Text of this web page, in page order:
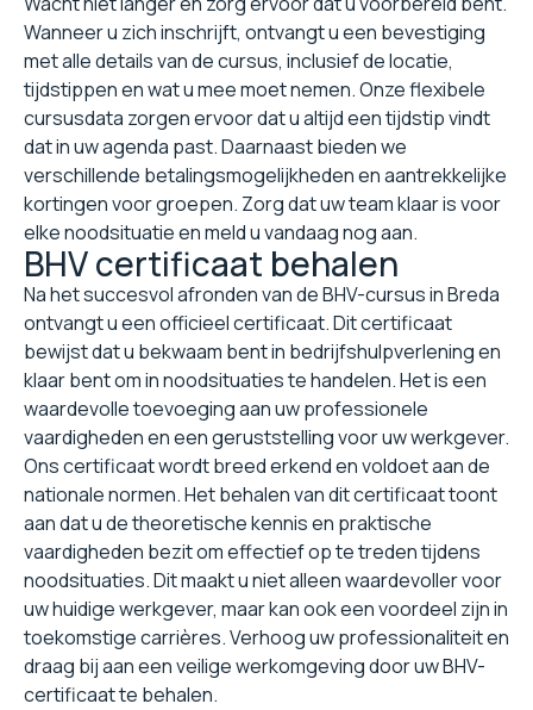
Wanneer u zich inschrijft, ontvangt u een bevestiging
met alle details van de cursus, inclusief de locatie,
tijdstippen en wat u mee moet nemen. Onze flexibele
cursusdata zorgen ervoor dat u altijd een tijdstip vindt
dat in uw agenda past. Daarnaast bieden we
verschillende betalingsmogelijkheden en aantrekkelijke
kortingen voor groepen. Zorg dat uw team klaar is voor
elke noodsituatie en meld u vandaag nog aan.
BHV certificaat behalen
Na het succesvol afronden van de BHV-cursus in Breda
ontvangt u een officieel certificaat. Dit certificaat
bewijst dat u bekwaam bent in bedrijfshulpverlening en
klaar bent om in noodsituaties te handelen. Het is een
waardevolle toevoeging aan uw professionele
vaardigheden en een geruststelling voor uw werkgever.
Ons certificaat wordt breed erkend en voldoet aan de
nationale normen. Het behalen van dit certificaat toont
aan dat u de theoretische kennis en praktische
vaardigheden bezit om effectief op te treden tijdens
noodsituaties. Dit maakt u niet alleen waardevoller voor
uw huidige werkgever, maar kan ook een voordeel zijn in
toekomstige carrières. Verhoog uw professionaliteit en
draag bij aan een veilige werkomgeving door uw BHV-
certificaat te behalen.